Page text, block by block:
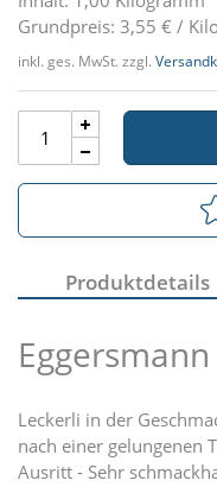
Grundpreis: 3,55 € /
inkl. ges. MwSt. zzgl.
Produktdetails
Leckerli in der
nach einer gelungenen
Ausritt - Sehr